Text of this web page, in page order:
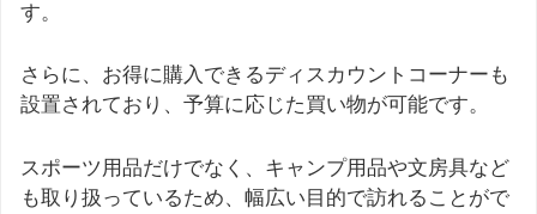
す。
さらに、お得に購入できるディスカウントコーナーも
設置されており、予算に応じた買い物が可能です。
スポーツ用品だけでなく、キャンプ用品や文房具など
も取り扱っているため、幅広い目的で訪れることがで